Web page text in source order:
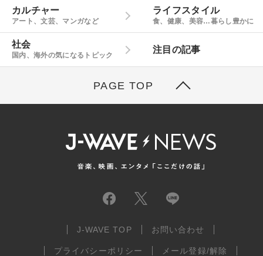
カルチャー
アート、文芸、マンガなど
ライフスタイル
食、健康、美容…暮らし豊かに
社会
国内、海外の気になるトピック
注目の記事
PAGE TOP
J-WAVE TOP お問い合わせ
プライバシーポリシー メール登録/解除